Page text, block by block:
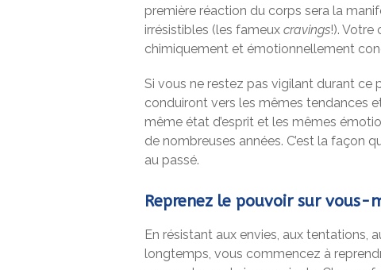
première réaction du corps sera la
irrésistibles (les fameux cravings!). Votre
chimiquement et émotionnellement
Si vous ne restez pas vigilant durant
conduiront vers les mêmes tendances
même état d’esprit et les mêmes
de nombreuses années. C’est la façon
au passé.
Reprenez le pouvoir sur
En résistant aux envies, aux tentations,
longtemps, vous commencez à